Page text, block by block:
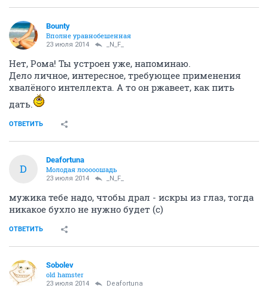
Bounty
Вполне уравнобешенная
23 июля 2014 _N_F_
Нет, Рома! Ты устроен уже, напоминаю.
Дело личное, интересное, требующее применения
хвалёного интеллекта. А то он ржавеет, как пить
дать.
ОТВЕТИТЬ
D
Deafortuna
Молодая лооооошадь
23 июля 2014 _N_F_
мужика тебе надо, чтобы драл - искры из глаз, тогда
никакое бухло не нужно будет (с)
ОТВЕТИТЬ
Sobolev
old hamster
23 июля 2014 Deafortuna